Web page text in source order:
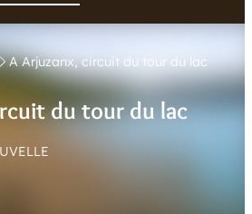
A Arjuzanx, circuit du tour du lac
du tour du lac